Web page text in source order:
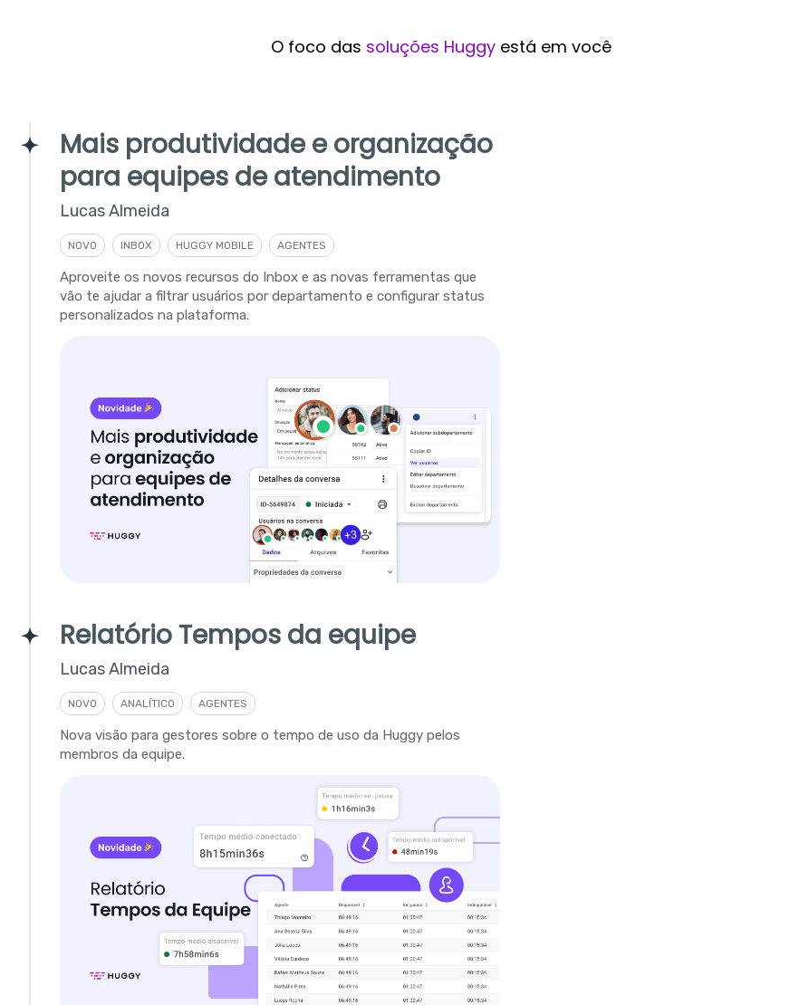
O foco das soluções Huggyestá em você
Mais produtividade e organização
para equipes de atendimento
Lucas Almeida
NOVO INBOX HUGGY MOBILE AGENTES
Aproveite os novos recursos do Inbox e as novas ferramentas que
vão te ajudar a filtrar usuários por departamento e configurar status
personalizados na plataforma.
Relatório Tempos da equipe
Lucas Almeida
NOVO ANALÍTICO AGENTES
Nova visão para gestores sobre o tempo de uso da Huggy pelos
membros da equipe.